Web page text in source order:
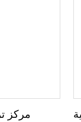
الصور،
بتصميمه
مركز